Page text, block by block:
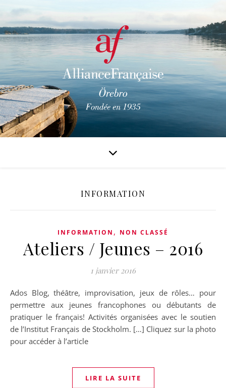
INFORMATION
INFORMATION , NON CLASSÉ
Ateliers / Jeunes – 2016
1 janvier 2016
Ados Blog, théâtre, improvisation, jeux de rôles… pour
permettre aux jeunes francophones ou débutants de
pratiquer le français! Activités organisées avec le soutien
de l’Institut Français de Stockholm. […] Cliquez sur la photo
pour accéder à l’article
LIRE LA SUITE